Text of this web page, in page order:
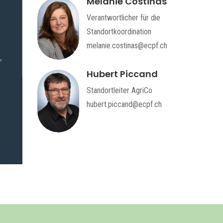
Verantwortlicher für die
Standortkoordination
melanie.costinas@ecpf.ch
Hubert Piccand
Standortleiter AgriCo
hubert.piccand@ecpf.ch